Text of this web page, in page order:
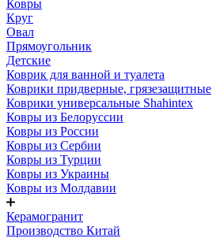
Ковры
Круг
Овал
Прямоугольник
Детские
Коврик для ванной и туалета
Коврики придверные, грязезащитные
Коврики универсальные Shahintex
Ковры из Белоруссии
Ковры из России
Ковры из Сербии
Ковры из Турции
Ковры из Украины
Ковры из Молдавии
Керамогранит
Производство Китай